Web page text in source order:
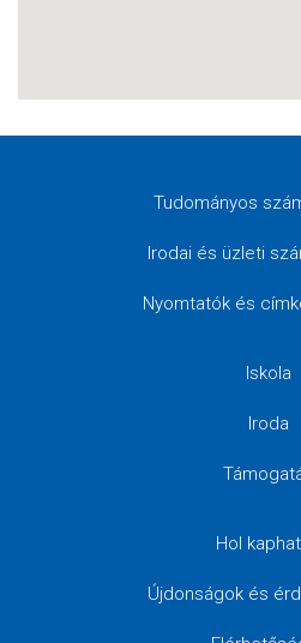
Tudományos
Irodai és üzleti
Nyomtatók és
Iskola
Iroda
Hol
Újdonságok és